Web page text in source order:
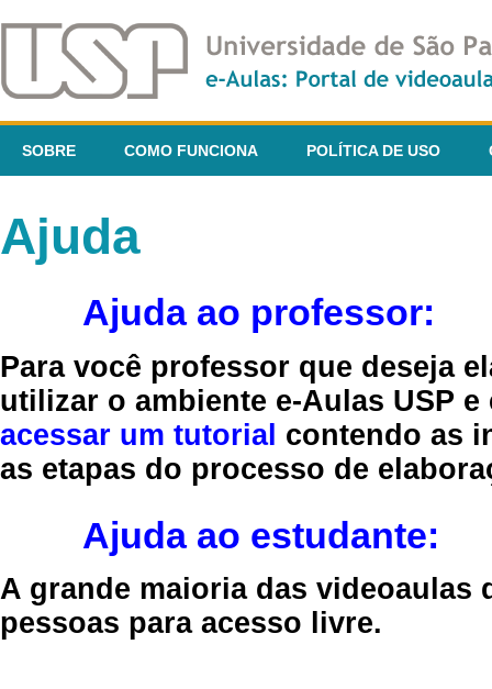
SOBRE COMO FUNCIONA POLÍTICA DE USO
Ajuda
Ajuda ao professor:
Para você professor que deseja
utilizar o ambiente e-Aulas USP
acessar um tutorial contendo as
as etapas do processo de
Ajuda ao estudante:
A grande maioria das videoaulas
pessoas para acesso livre.